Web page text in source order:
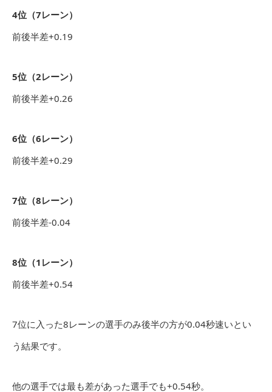
4位（7レーン）
前後半差+0.19
5位（2レーン）
前後半差+0.26
6位（6レーン）
前後半差+0.29
7位（8レーン）
前後半差-0.04
8位（1レーン）
前後半差+0.54
7位に入った8レーンの選手のみ後半の方が0.04秒速いとい
う結果です。
他の選手では最も差があった選手でも+0.54秒。